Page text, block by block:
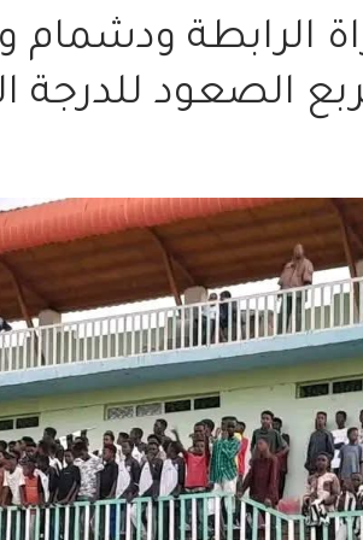
الرابطة ودشمام
الصعود للدرجة